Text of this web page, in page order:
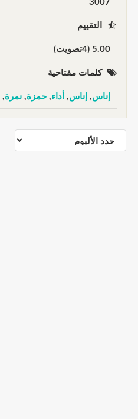
3007
التقييم
5.00 (4تصويت)
كلمات مفتاحية
إناس, إناس, أداء, حمزة, نمرة,